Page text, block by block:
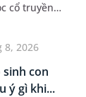
cổ truyền
hoặc kinh
phương
8, 2026
sinh con
ý gì khi...